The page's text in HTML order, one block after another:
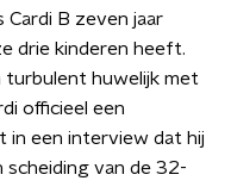
Cardi B zeven jaar
drie kinderen heeft.
turbulent huwelijk met
officieel een
in een interview dat hij
van de 32-